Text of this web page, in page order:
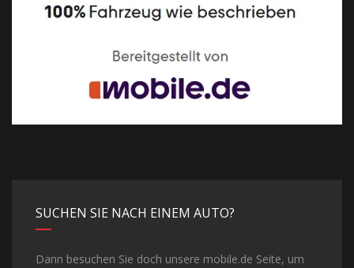
SUCHEN SIE NACH EINEM AUTO?
Dann besuchen Sie doch unsere mobile.de Seite, um